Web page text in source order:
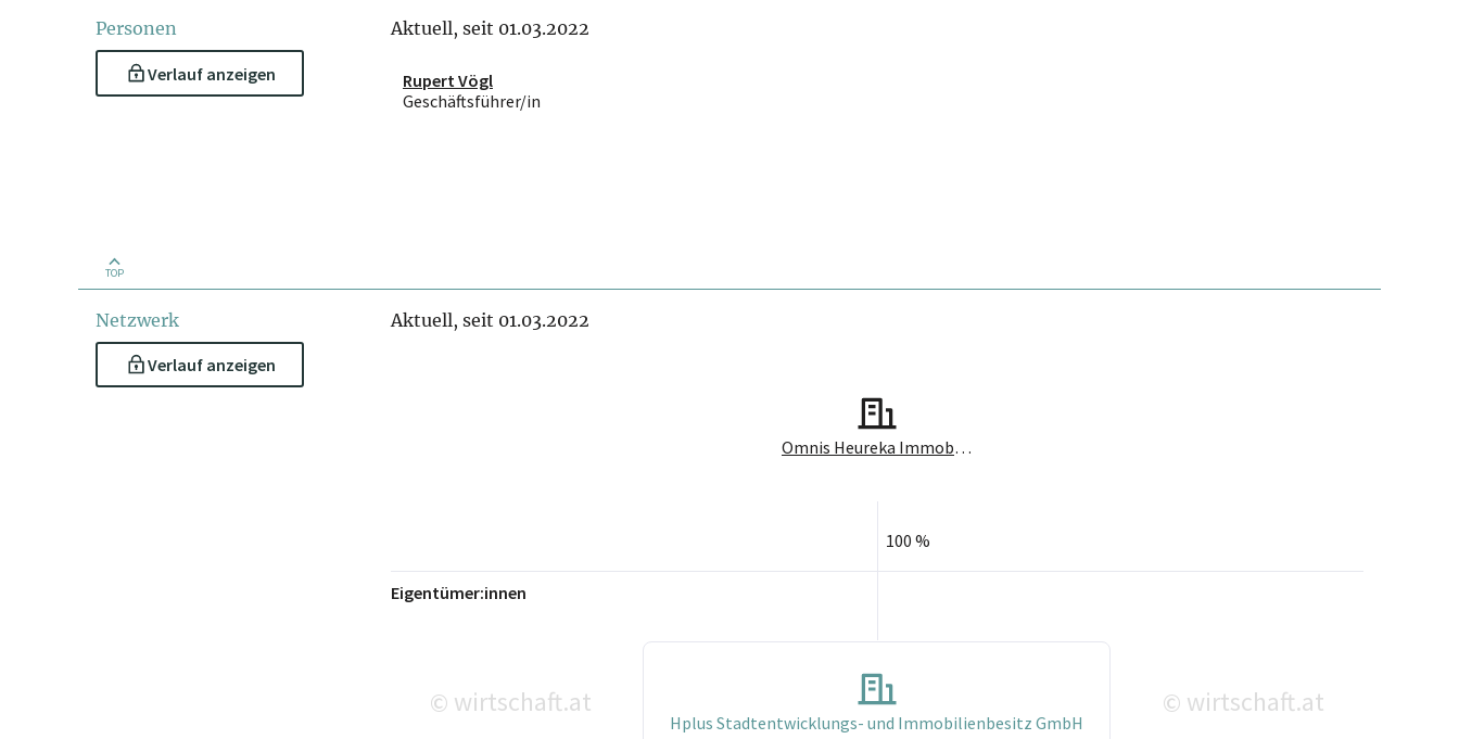
Personen
Verlauf anzeigen
Aktuell, seit 01.03.2022
Rupert Vögl
Geschäftsführer/in
TOP
Netzwerk
Verlauf anzeigen
Aktuell, seit 01.03.2022
Omnis Heureka Immobilienbesitz und Beteiligungs GmbH
100 %
Eigentümer:innen
© wirtschaft.at
Hplus Stadtentwicklungs- und Immobilienbesitz GmbH
© wirtschaft.at